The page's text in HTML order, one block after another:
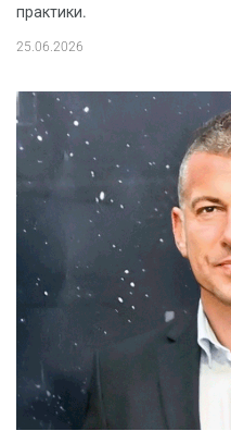
практики.
25.06.2026